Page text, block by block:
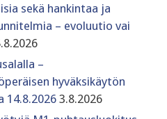
sekä hankintaa ja
– evoluutio vai
–
hyväksikäytön
14.8.2026 3.8.2026